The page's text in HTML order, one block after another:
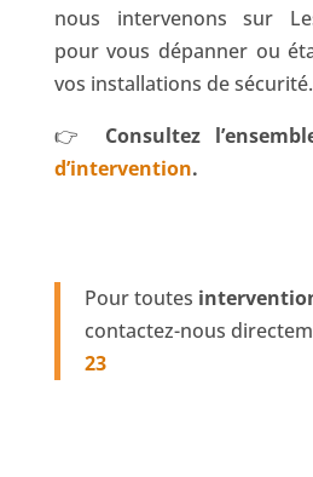
nous intervenons sur
pour vous dépanner ou
vos installations de sécurité.
👉 Consultez
d’intervention.
Pour toutes
contactez-nous
23